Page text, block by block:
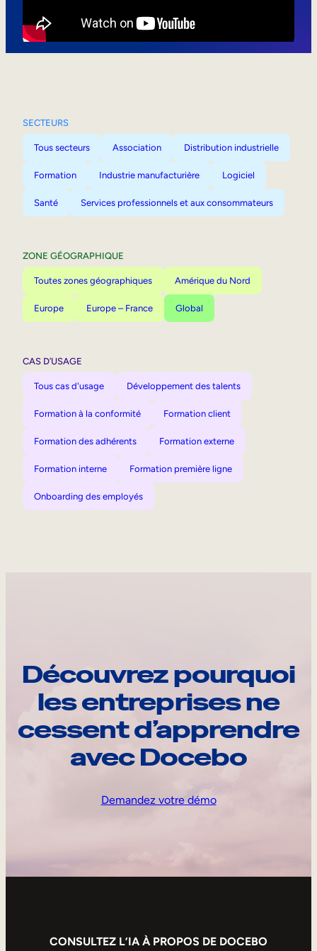
SECTEURS
Tous secteurs Association Distribution industrielle
Formation Industrie manufacturière Logiciel
Santé Services professionnels et aux consommateurs
ZONE GÉOGRAPHIQUE
Toutes zones géographiques Amérique du Nord
Europe Europe – France Global
CAS D’USAGE
Tous cas d'usage Développement des talents
Formation à la conformité Formation client
Formation des adhérents Formation externe
Formation interne Formation première ligne
Onboarding des employés
Découvrez pourquoi
les entreprises ne
cessent d’apprendre
avec Docebo
Demandez votre démo
CONSULTEZ L’IA À PROPOS DE DOCEBO